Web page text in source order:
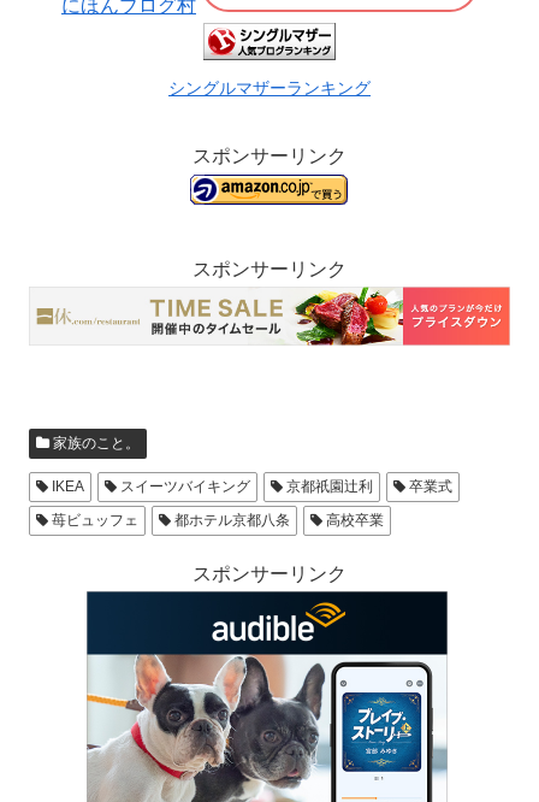
にほんブログ村
シングルマザーランキング
スポンサーリンク
スポンサーリンク
家族のこと。
IKEA スイーツバイキング 京都祇園辻利
卒業式
苺ビュッフェ
都ホテル京都八条 高校卒業
スポンサーリンク